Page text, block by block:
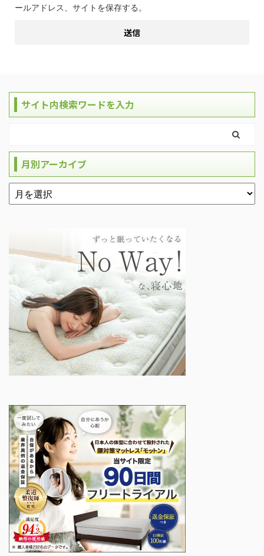
ールアドレス、サイトを保存する。
サイト内検索ワードを入力
月別アーカイブ